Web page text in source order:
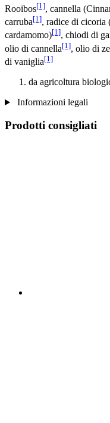
Rooibos[1], cannella
carruba[1], radice di cicoria
cardamomo)[1], chiodi di
olio di cannella[1], olio di
di vaniglia[1]
da agricoltura
Informazioni legali
Prodotti consigliati